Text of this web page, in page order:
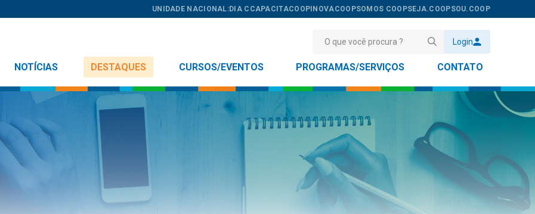
UNIDADE NACIONAL:DIA C CAPACITACOOPINOVACOOPSOMOS COOPSEJA.COOPSOU.COOP
Login
NOTÍCIAS DESTAQUES CURSOS/EVENTOS PROGRAMAS/SERVIÇOS CONTATO